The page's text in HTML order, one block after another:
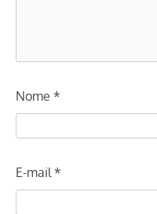
Nome *
E-mail *